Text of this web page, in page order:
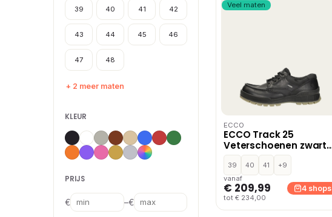
39 40 41 42
43 44 45 46
47 48
+ 2 meer maten
KLEUR
PRIJS
€ –€
Veel maten
ECCO
ECCO Track 25
Veterschoenen zwart
Nubuck
39 40 41
+9
vanaf
€ 209,99
tot € 234,00
4 shops